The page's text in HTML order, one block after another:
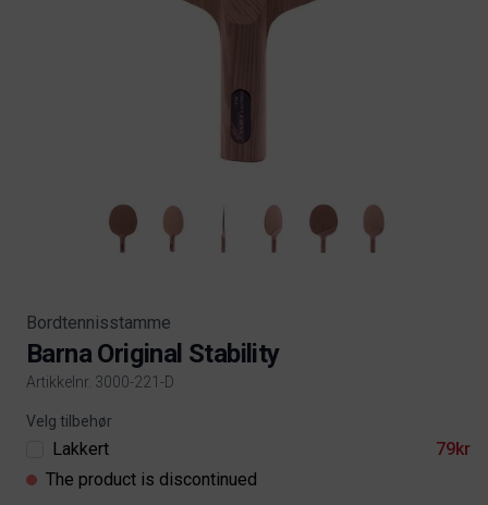
Bordtennisstamme
Barna Original Stability
Artikkelnr. 3000-221-D
Product information
Velg tilbehør
Lakkert
79kr
The product is discontinued